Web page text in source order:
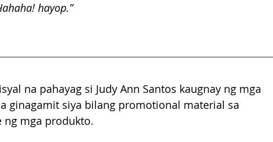
hayop.”
na pahayag si Judy Ann Santos kaugnay ng mga
ginagamit siya bilang promotional material sa
ng mga produkto.